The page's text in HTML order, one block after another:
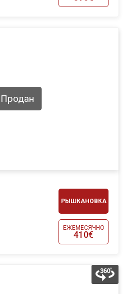
РЫШКАНОВКА
ЕЖЕМЕСЯЧНО
410€
Продан